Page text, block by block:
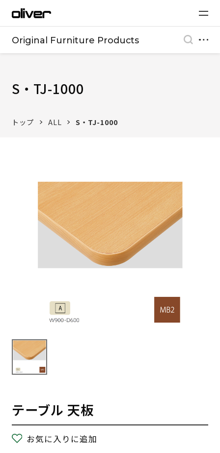
Original Furniture Products
S・TJ-1000
トップ ALL S・TJ-1000
テーブル 天板
お気に入りに追加